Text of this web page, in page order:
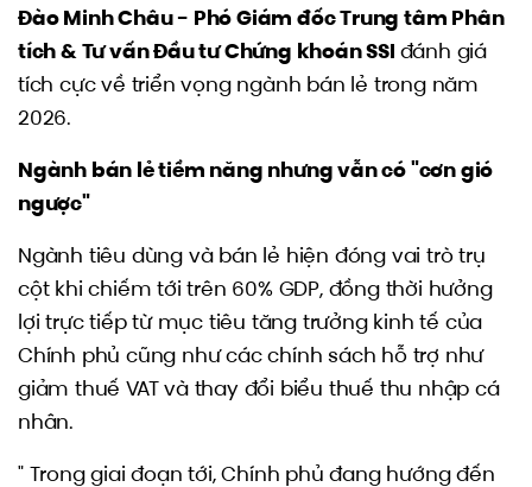
Đào Minh Châu - Phó Giám đốc Trung tâm Phân
tích & Tư vấn Đầu tư Chứng khoán SSI đánh giá
tích cực về triển vọng ngành bán lẻ trong năm
2026.
Ngành bán lẻ tiềm năng nhưng vẫn có "cơn gió
ngược"
Ngành tiêu dùng và bán lẻ hiện đóng vai trò trụ
cột khi chiếm tới trên 60% GDP, đồng thời hưởng
lợi trực tiếp từ mục tiêu tăng trưởng kinh tế của
Chính phủ cũng như các chính sách hỗ trợ như
giảm thuế VAT và thay đổi biểu thuế thu nhập cá
nhân.
" Trong giai đoạn tới, Chính phủ đang hướng đến